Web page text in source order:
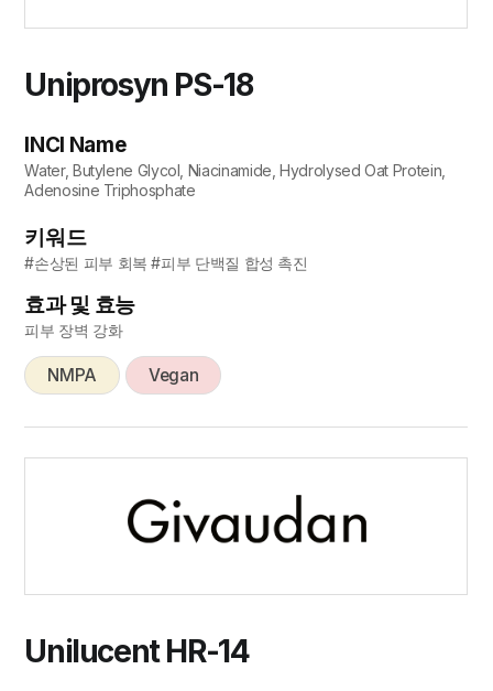
Uniprosyn PS-18
INCI Name
Water, Butylene Glycol, Niacinamide, Hydrolysed Oat Protein,
Adenosine Triphosphate
키워드
#손상된 피부 회복 #피부 단백질 합성 촉진
효과 및 효능
피부 장벽 강화
NMPA Vegan
Unilucent HR-14